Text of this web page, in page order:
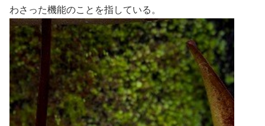
わさった機能のことを指している。